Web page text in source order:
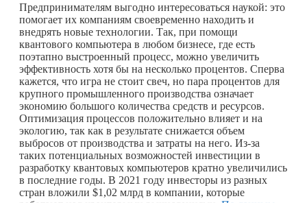
Предпринимателям выгодно интересоваться наукой: это
помогает их компаниям своевременно находить и
внедрять новые технологии. Так, при помощи
квантового компьютера в любом бизнесе, где есть
поэтапно выстроенный процесс, можно увеличить
эффективность хотя бы на несколько процентов. Сперва
кажется, что игра не стоит свеч, но пара процентов для
крупного промышленного производства означает
экономию большого количества средств и ресурсов.
Оптимизация процессов положительно влияет и на
экологию, так как в результате снижается объем
выбросов от производства и затраты на него. Из-за
таких потенциальных возможностей инвестиции в
разработку квантовых компьютеров кратно увеличились
в последние годы. В 2021 году инвесторы из разных
стран вложили $1,02 млрд в компании, которые